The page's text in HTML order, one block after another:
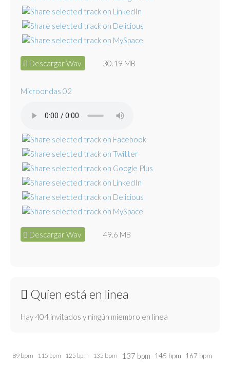
Descargar Wav 30.19 MB
Microondas 02
Descargar Wav 49.6 MB
Quien está en linea
Hay 404 invitados y ningún miembro en línea
89 bpm 115 bpm 125 bpm 135 bpm 137 bpm 145 bpm 167 bpm